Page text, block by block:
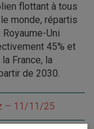
flottant à tous
monde, répartis
Uni
45% et
France, la
de 2030.
– 11/11/25